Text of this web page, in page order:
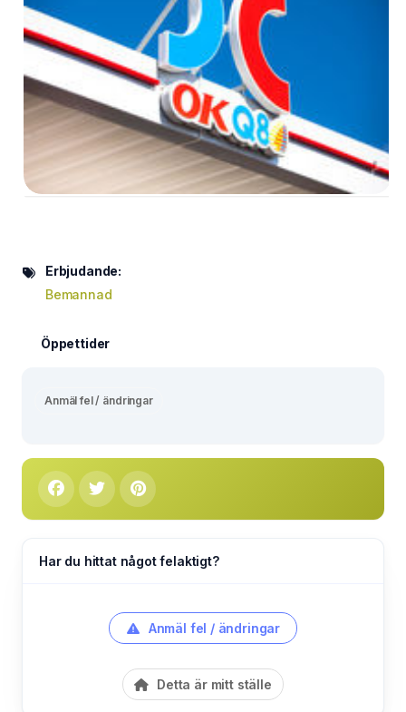
Erbjudande:
Bemannad
Öppettider
Anmäl fel / ändringar
Har du hittat något felaktigt?
Anmäl fel / ändringar
Detta är mitt ställe